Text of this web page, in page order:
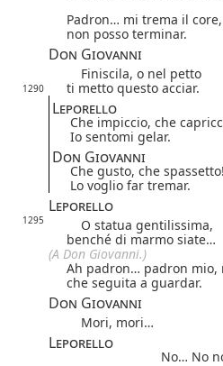
Padron… mi trema il core,
non posso terminar.
Don Giovanni
Finiscila, o nel petto
1290 ti metto questo acciar.
Leporello
Che impiccio, che
Io sentomi gelar.
Don Giovanni
Che gusto, che spassetto!
Lo voglio far tremar.
Leporello
1295
O statua gentilissima,
benché di marmo siate…
(A Don Giovanni.)
Ah padron… padron mio,
che seguita a guardar.
Don Giovanni
Mori, mori…
Leporello
No… No